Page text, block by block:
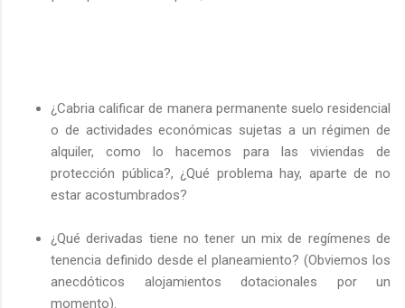
¿Cabria calificar de manera permanente suelo residencial
o de actividades económicas sujetas a un régimen de
alquiler, como lo hacemos para las viviendas de
protección pública?, ¿Qué problema hay, aparte de no
estar acostumbrados?
¿Qué derivadas tiene no tener un mix de regímenes de
tenencia definido desde el planeamiento? (Obviemos los
anecdóticos alojamientos dotacionales por un
momento).